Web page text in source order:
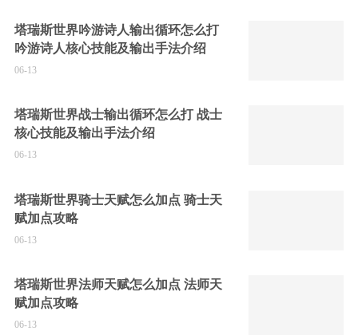
塔瑞斯世界吟游诗人输出循环怎么打
吟游诗人核心技能及输出手法介绍
06-13
塔瑞斯世界战士输出循环怎么打 战士
核心技能及输出手法介绍
06-13
塔瑞斯世界骑士天赋怎么加点 骑士天
赋加点攻略
06-13
塔瑞斯世界法师天赋怎么加点 法师天
赋加点攻略
06-13